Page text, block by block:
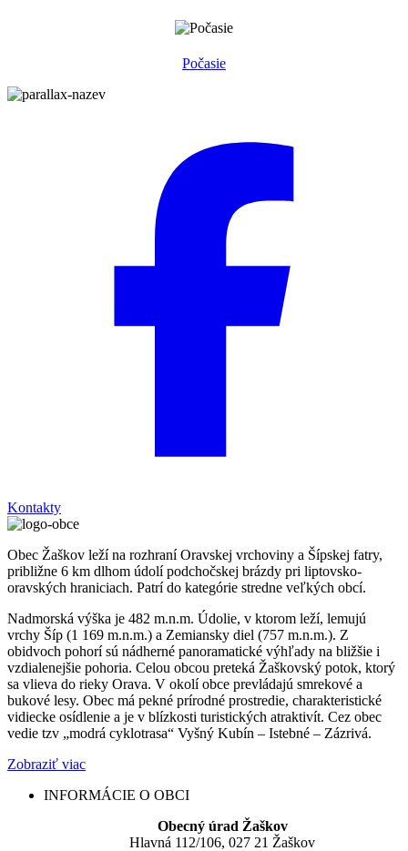
Počasie
Kontakty
Obec Žaškov leží na rozhraní Oravskej vrchoviny a Šípskej fatry,
približne 6 km dlhom údolí podchočskej brázdy pri liptovsko-
oravských hraniciach. Patrí do kategórie stredne veľkých obcí.
Nadmorská výška je 482 m.n.m. Údolie, v ktorom leží, lemujú
vrchy Šíp (1 169 m.n.m.) a Zemiansky diel (757 m.n.m.). Z
obidvoch pohorí sú nádherné panoramatické výhľady na bližšie i
vzdialenejšie pohoria. Celou obcou preteká Žaškovský potok, ktorý
sa vlieva do rieky Orava. V okolí obce prevládajú smrekové a
bukové lesy. Obec má pekné prírodné prostredie, charakteristické
vidiecke osídlenie a je v blízkosti turistických atraktivít. Cez obec
vedie tzv „modrá cyklotrasa“ Vyšný Kubín – Istebné – Zázrivá.
Zobraziť viac
INFORMÁCIE O OBCI
Obecný úrad Žaškov
Hlavná 112/106, 027 21 Žaškov